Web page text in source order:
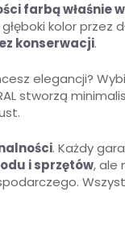
farbą właśnie
kolor przez
konserwacji.
elegancji?
stworzą
. Każdy
i sprzętów, ale